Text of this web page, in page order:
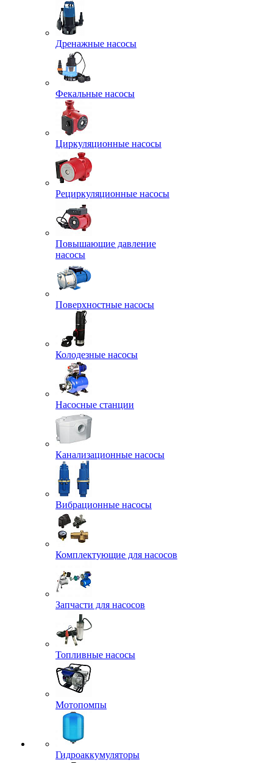
Дренажные насосы
Фекальные насосы
Циркуляционные насосы
Рециркуляционные насосы
Повышающие давление
насосы
Поверхностные насосы
Колодезные насосы
Насосные станции
Канализационные насосы
Вибрационные насосы
Комплектующие для насосов
Запчасти для насосов
Топливные насосы
Мотопомпы
Гидроаккумуляторы